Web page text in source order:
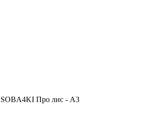
Про лис - А3